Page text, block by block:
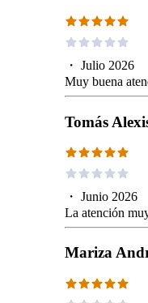
・ Julio 2026
Muy buena
Tomás
・ Junio 2026
La atención
Mariza